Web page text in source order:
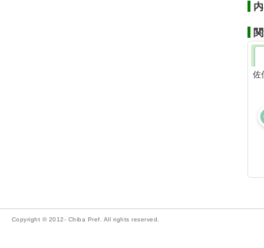
佐
Copyright © 2012- Chiba Pref. All rights reserved.